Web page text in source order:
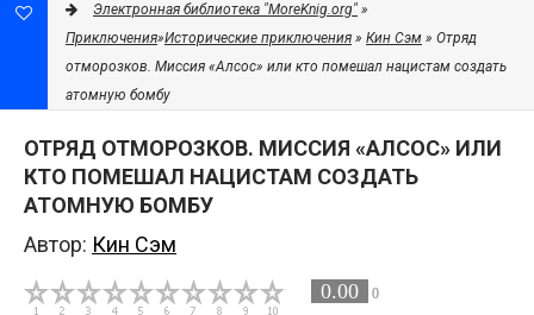
Электронная библиотека "MoreKnig.org" »
Приключения»Исторические приключения » Кин Сэм » Отряд
отморозков. Миссия «Алсос» или кто помешал нацистам создать
атомную бомбу
ОТРЯД ОТМОРОЗКОВ. МИССИЯ «АЛСОС» ИЛИ
КТО ПОМЕШАЛ НАЦИСТАМ СОЗДАТЬ
АТОМНУЮ БОМБУ
Автор: Кин Сэм
0.00 0